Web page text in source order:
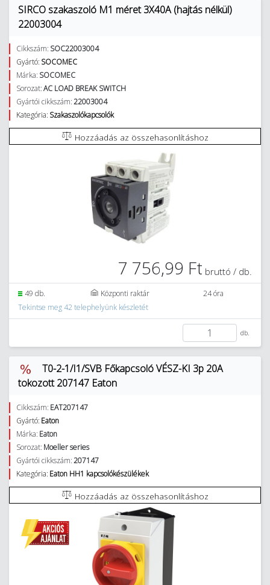
SIRCO szakaszoló M1 méret 3X40A (hajtás nélkül)
22003004
Cikkszám: SOC22003004
Gyártó: SOCOMEC
Márka: SOCOMEC
Sorozat:AC LOAD BREAK SWITCH
Gyártói cikkszám:22003004
Kategória: Szakaszolókapcsolók
Hozzáadás az összehasonlításhoz
7 756,99 Ft bruttó / db.
49 db. Központi raktár
24 óra
Tekintse meg 42 telephelyünk készletét
db.
T0-2-1/I1/SVB Főkapcsoló VÉSZ-KI 3p 20A
tokozott 207147 Eaton
Cikkszám: EAT207147
Gyártó: Eaton
Márka: Eaton
Sorozat: Moeller series
Gyártói cikkszám:207147
Kategória: Eaton HH1 kapcsolókészülékek
Hozzáadás az összehasonlításhoz